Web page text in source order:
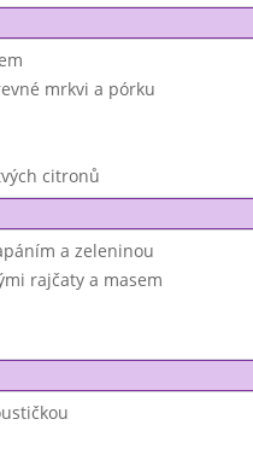
mrkvi a pórku
citronů
a zeleninou
rajčaty a masem